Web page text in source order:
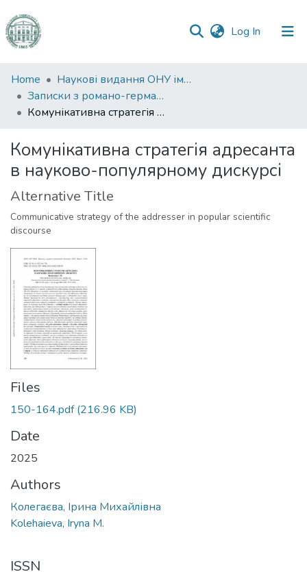
Log In (current)
Communities
&
Collections
Statistics
Home
Наукові видання ОНУ імені І. І. Мечникова
Записки з романо-германської філології
Комунікативна стратегія адресанта в науково-популярному дискурсі
Комунікативна стратегія адресанта
в науково-популярному дискурсі
Alternative Title
Communicative strategy of the addresser in popular scientific
discourse
Files
150-164.pdf(216.96 KB)
Date
2025
Authors
Колегаєва, Ірина Михайлівна
Kolehaieva, Iryna M.
ISSN